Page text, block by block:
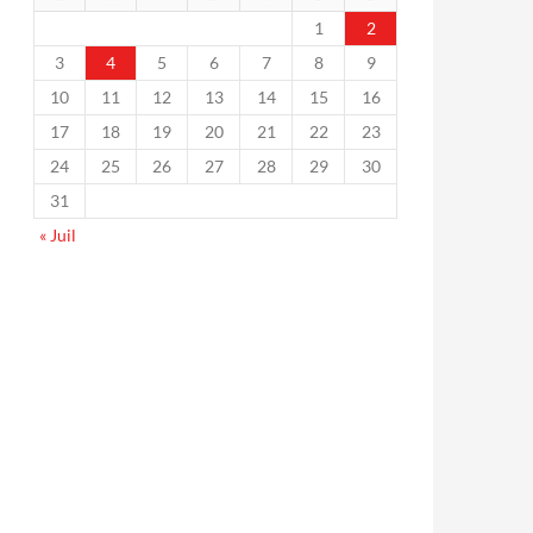
1
2
3
4 5 6 7 8
9
10
11 12 13 14 15
16
17
18 19 20 21 22
23
24
25 26 27 28 29
30
31
« Juil